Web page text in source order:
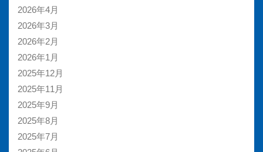
2026年4月
2026年3月
2026年2月
2026年1月
2025年12月
2025年11月
2025年9月
2025年8月
2025年7月